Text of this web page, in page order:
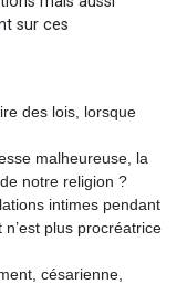
sur ces
des lois, lorsque
malheureuse, la
notre religion ?
intimes pendant
plus procréatrice
césarienne,